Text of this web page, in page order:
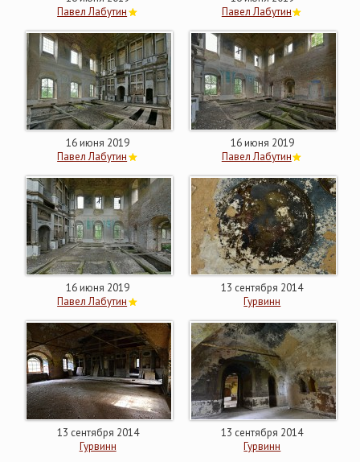
Павел Лабутин
Павел Лабутин
16 июня 2019
Павел Лабутин
16 июня 2019
Павел Лабутин
16 июня 2019
Павел Лабутин
13 сентября 2014
Гурвинн
13 сентября 2014
Гурвинн
13 сентября 2014
Гурвинн